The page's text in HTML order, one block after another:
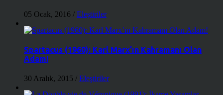
05 Ocak, 2016 / Eleştiriler
Spartacus (1960): Karl Marx’ın Kahramanı Olan
Adam!
30 Aralık, 2015 / Eleştiriler